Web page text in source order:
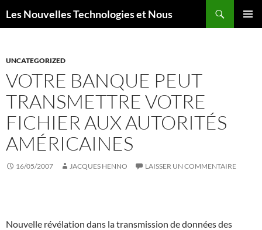
auLes Nouvelles Technologies et Nous
UNCATEGORIZED
VOTRE BANQUE PEUT
TRANSMETTRE VOTRE
FICHIER AUX AUTORITÉS
AMÉRICAINES
16/05/2007 JACQUES HENNO LAISSER UN COMMENTAIRE
Nouvelle révélation dans la transmission de données des